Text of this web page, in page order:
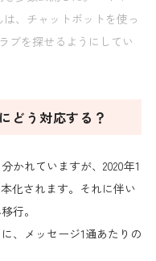
、チャットボットを使っ
ブを探せるようにしてい
どう対応する？
かれていますが、2020年1
化されます。それに伴い
行。
、
メッセージ1通あたりの